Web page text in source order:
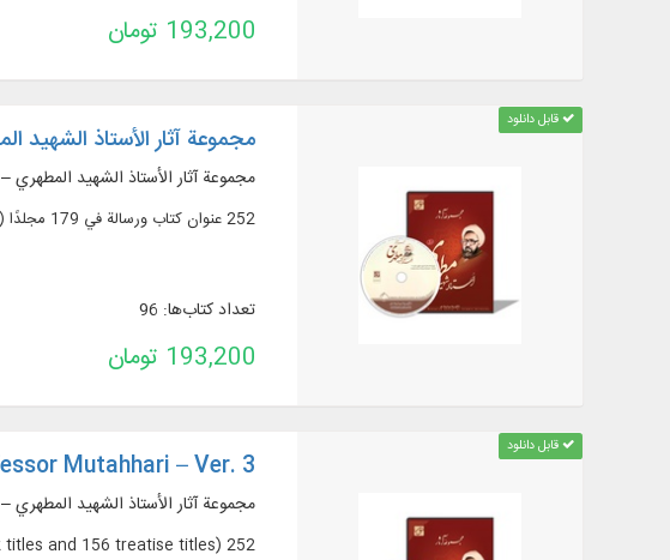
193,200 تومان
قابل دانلود
مجموعة آثار الأستاذ الشهيد
مجموعة آثار الأستاذ الشهيد المطهري –
252 عنوان كتاب ورسالة في 179 مجلدًا (96 عنوان كتاب و156 عنوان رسالة)
تعداد کتاب‌ها: 96
193,200 تومان
قابل دانلود
Mutahhari – Ver. 3
مجموعة آثار الأستاذ الشهيد المطهري –
252 book and treatise titles in 179 volumes (96 book titles and 156 treatise titles)